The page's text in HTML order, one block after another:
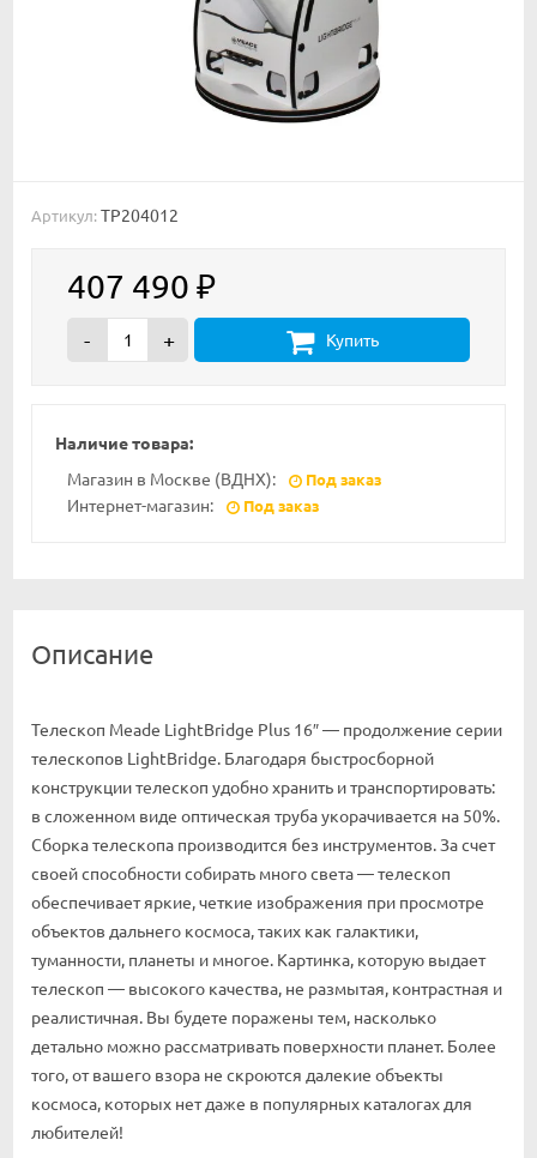
Артикул: TP204012
407 490 ₽
- + Купить
Наличие товара:
Магазин в Москве (ВДНХ):
Под заказ
Интернет-магазин: Под заказ
Описание
Телескоп Meade LightBridge Plus 16″ — продолжение серии
телескопов LightBridge. Благодаря быстросборной
конструкции телескоп удобно хранить и транспортировать:
в сложенном виде оптическая труба укорачивается на 50%.
Сборка телескопа производится без инструментов. За счет
своей способности собирать много света — телескоп
обеспечивает яркие, четкие изображения при просмотре
объектов дальнего космоса, таких как галактики,
туманности, планеты и многое. Картинка, которую выдает
телескоп — высокого качества, не размытая, контрастная и
реалистичная. Вы будете поражены тем, насколько
детально можно рассматривать поверхности планет. Более
того, от вашего взора не скроются далекие объекты
космоса, которых нет даже в популярных каталогах для
любителей!